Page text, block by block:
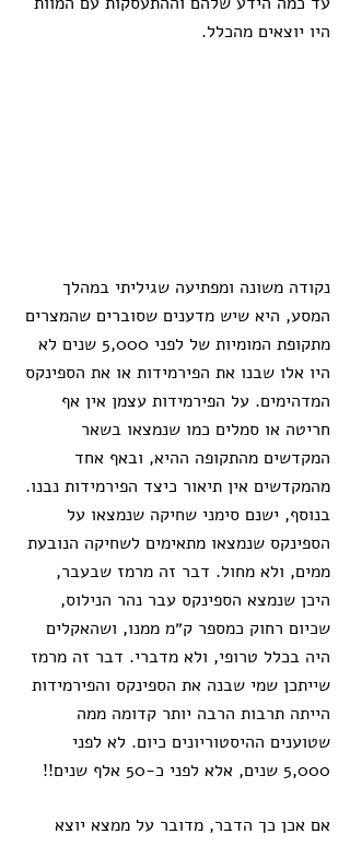
היו יוצאים מהכלל.
נקודה משונה ומפתיעה שגיליתי במהלך
המסע, היא שיש מדענים שסוברים שהמצרים
מתקופת המומיות של לפני 5,000 שנים לא
היו אלו שבנו את הפירמידות או את הספינקס
המדהימים. על הפירמידות עצמן אין אף
חריטה או סמלים כמו שנמצאו בשאר
המקדשים מהתקופה ההיא, ובאף אחד
מהמקדשים אין תיאור כיצד הפירמידות נבנו.
בנוסף, ישנם סימני שחיקה שנמצאו על
הספינקס שנמצאו מתאימים לשחיקה הנובעת
ממים, ולא מחול. דבר זה מרמז שבעבר,
היכן שנמצא הספינקס עבר נהר הנילוס,
שכיום רחוק כמספר ק״מ ממנו, ושהאקלים
היה בכלל טרופי, ולא מדברי. דבר זה מרמז
שייתכן שמי שבנה את הספינקס והפירמידות
הייתה תרבות הרבה יותר קדומה ממה
שטוענים ההיסטוריונים כיום. לא לפני
5,000 שנים, אלא לפני כ-50 אלף שנים!!
אם אכן כך הדבר, מדובר על ממצא יוצא